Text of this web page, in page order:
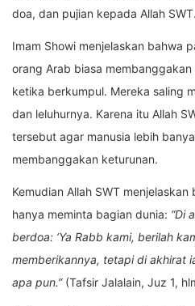
doa, dan pujian kepada Allah SWT.
Imam Showi menjelaskan bahwa
orang Arab biasa
ketika berkumpul. Mereka saling
dan leluhurnya. Karena itu Allah
tersebut agar manusia lebih
membanggakan keturunan.
Kemudian Allah SWT
hanya meminta bagian dunia: “Di
berdoa: ‘Ya Rabb kami, berilah
memberikannya, tetapi di akhirat
apa pun.” (Tafsir Jalalain, Juz 1,